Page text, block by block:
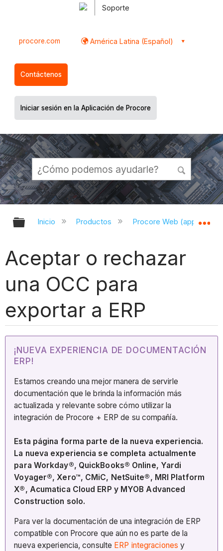
Soporte
procore.com América Latina (Español)
Contáctenos
Iniciar sesión en la Aplicación de Procore
Expandir/contraer jerarquía global
Inicio Productos Procore Web
Aceptar o rechazar
una OCC para
exportar a ERP
¡NUEVA EXPERIENCIA DE DOCUMENTACIÓN
ERP!
Estamos creando una mejor manera de servirle
documentación que le brinda la información más
actualizada y relevante sobre cómo utilizar la
integración de Procore + ERP de su compañía.
Esta página forma parte de la nueva experiencia.
La nueva experiencia se completa actualmente
para Workday®, QuickBooks® Online, Yardi
Voyager®, Xero™, CMiC, NetSuite®, MRI Platform
X®, Acumatica Cloud ERP y MYOB Advanced
Construction solo.
Para ver la documentación de una integración de ERP
compatible con Procore que aún no es parte de la
nueva experiencia, consulte ERP integraciones y